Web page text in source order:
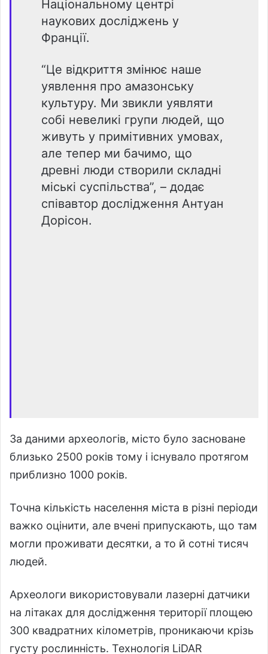
Національному центрі
наукових досліджень у
Франції.
“Це відкриття змінює наше
уявлення про амазонську
культуру. Ми звикли уявляти
собі невеликі групи людей, що
живуть у примітивних умовах,
але тепер ми бачимо, що
древні люди створили складні
міські суспільства”, – додає
співавтор дослідження Антуан
Дорісон.
За даними археологів, місто було засноване
близько 2500 років тому і існувало протягом
приблизно 1000 років.
Точна кількість населення міста в різні періоди
важко оцінити, але вчені припускають, що там
могли проживати десятки, а то й сотні тисяч
людей.
Археологи використовували лазерні датчики
на літаках для дослідження території площею
300 квадратних кілометрів, проникаючи крізь
густу рослинність. Технологія LiDAR